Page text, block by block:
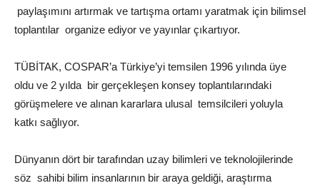
paylaşımını artırmak ve tartışma ortamı yaratmak için bilimsel
toplantılar organize ediyor ve yayınlar çıkartıyor.
TÜBİTAK, COSPAR’a Türkiye’yi temsilen 1996 yılında üye
oldu ve 2 yılda bir gerçekleşen konsey toplantılarındaki
görüşmelere ve alınan kararlara ulusal temsilcileri yoluyla
katkı sağlıyor.
Dünyanın dört bir tarafından uzay bilimleri ve teknolojilerinde
söz sahibi bilim insanlarının bir araya geldiği, araştırma